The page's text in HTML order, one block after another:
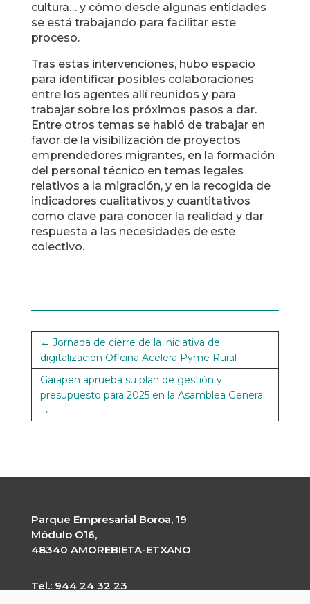
cultura… y cómo desde algunas entidades
se está trabajando para facilitar este
proceso.
Tras estas intervenciones, hubo espacio
para identificar posibles colaboraciones
entre los agentes allí reunidos y para
trabajar sobre los próximos pasos a dar.
Entre otros temas se habló de trabajar en
favor de la visibilización de proyectos
emprendedores migrantes, en la formación
del personal técnico en temas legales
relativos a la migración, y en la recogida de
indicadores cualitativos y cuantitativos
como clave para conocer la realidad y dar
respuesta a las necesidades de este
colectivo.
← Jornada de cierre de la iniciativa de
digitalización Oficina Acelera Pyme Rural
Garapen aprueba su plan de gestión y
presupuesto para 2025 en la Asamblea General
→
Parque Empresarial Boroa, 19
Módulo O16,
48340 AMOREBIETA-ETXANO
Tel.: 944 24 32 23